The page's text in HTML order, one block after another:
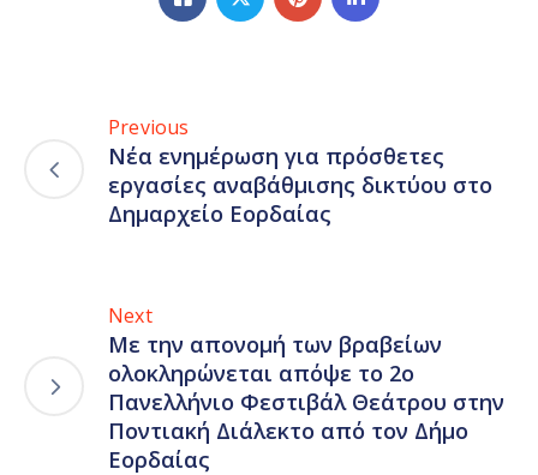
Previous
Νέα ενημέρωση για πρόσθετες
εργασίες αναβάθμισης δικτύου στο
Δημαρχείο Εορδαίας
Next
Με την απονομή των βραβείων
ολοκληρώνεται απόψε το 2o
Πανελλήνιο Φεστιβάλ Θεάτρου στην
Ποντιακή Διάλεκτο από τον Δήμο
Εορδαίας